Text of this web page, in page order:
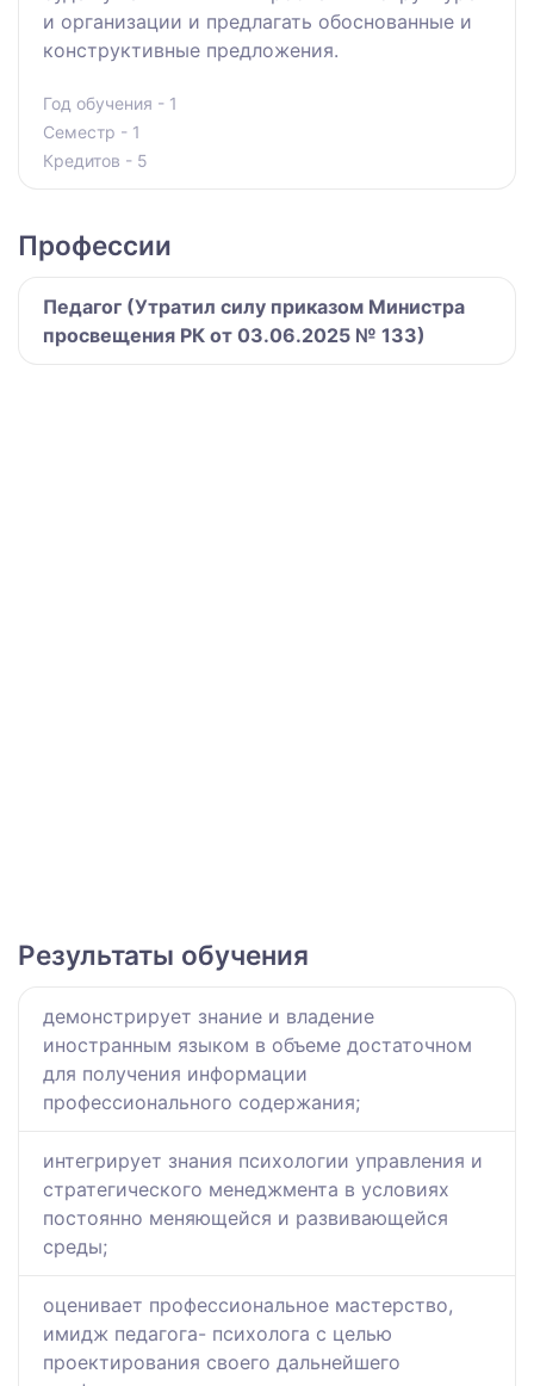
и организации и предлагать обоснованные и
конструктивные предложения.
Год обучения - 1
Семестр - 1
Кредитов - 5
Профессии
Педагог (Утратил силу приказом Министра
просвещения РК от 03.06.2025 № 133)
Результаты обучения
демонстрирует знание и владение
иностранным языком в объеме достаточном
для получения информации
профессионального содержания;
интегрирует знания психологии управления и
стратегического менеджмента в условиях
постоянно меняющейся и развивающейся
среды;
оценивает профессиональное мастерство,
имидж педагога- психолога с целью
проектирования своего дальнейшего